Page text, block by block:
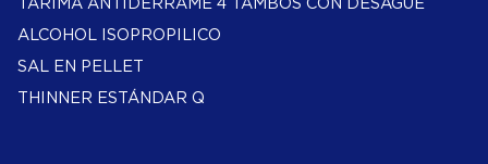
TARIMA ANTIDERRAME 4 TAMBOS CON DESAGÜE
ALCOHOL ISOPROPILICO
SAL EN PELLET
THINNER ESTÁNDAR Q